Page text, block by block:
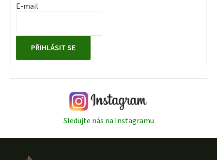
E-mail
PŘIHLÁSIT SE
Sledujte nás na Instagramu